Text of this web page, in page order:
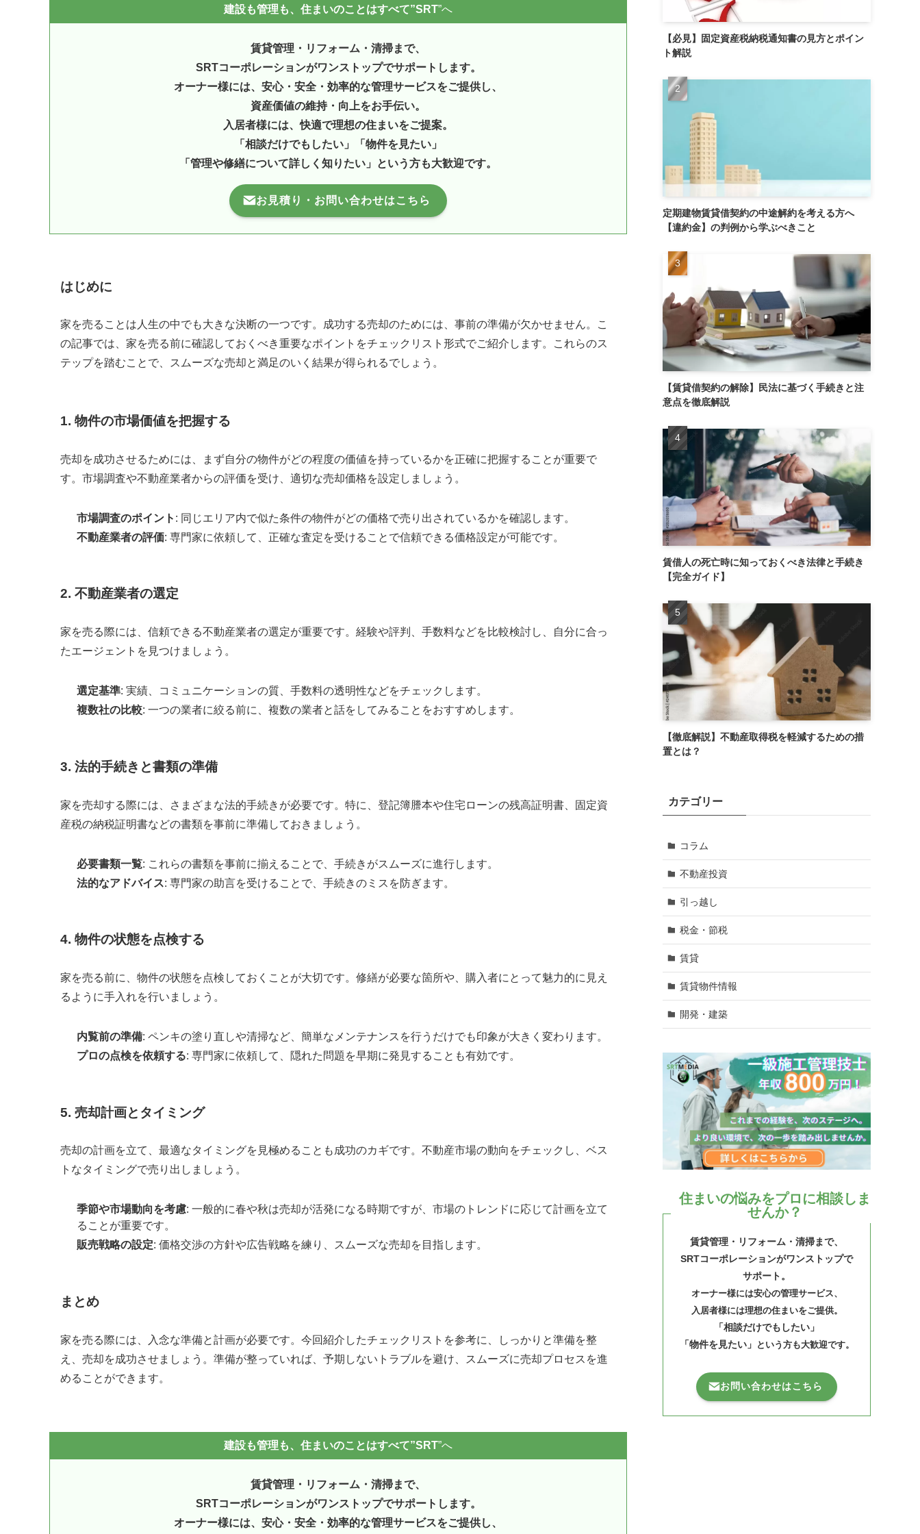
建設も管理も、住まいのことはすべて”SRT”へ
賃貸管理・リフォーム・清掃まで、
SRTコーポレーションがワンストップでサポートします。
オーナー様には、安心・安全・効率的な管理サービスをご提供し、
資産価値の維持・向上をお手伝い。
入居者様には、快適で理想の住まいをご提案。
「相談だけでもしたい」「物件を見たい」
「管理や修繕について詳しく知りたい」という方も大歓迎です。
お見積り・お問い合わせはこちら
はじめに
家を売ることは人生の中でも大きな決断の一つです。成功する売却のためには、事前の準備が欠かせません。こ
の記事では、家を売る前に確認しておくべき重要なポイントをチェックリスト形式でご紹介します。これらのス
テップを踏むことで、スムーズな売却と満足のいく結果が得られるでしょう。
1. 物件の市場価値を把握する
売却を成功させるためには、まず自分の物件がどの程度の価値を持っているかを正確に把握することが重要で
す。市場調査や不動産業者からの評価を受け、適切な売却価格を設定しましょう。
市場調査のポイント : 同じエリア内で似た条件の物件がどの価格で売り出されているかを確認します。
不動産業者の評価: 専門家に依頼して、正確な査定を受けることで信頼できる価格設定が可能です。
2. 不動産業者の選定
家を売る際には、信頼できる不動産業者の選定が重要です。経験や評判、手数料などを比較検討し、自分に合っ
たエージェントを見つけましょう。
選定基準: 実績、コミュニケーションの質、手数料の透明性などをチェックします。
複数社の比較: 一つの業者に絞る前に、複数の業者と話をしてみることをおすすめします。
3. 法的手続きと書類の準備
家を売却する際には、さまざまな法的手続きが必要です。特に、登記簿謄本や住宅ローンの残高証明書、固定資
産税の納税証明書などの書類を事前に準備しておきましょう。
必要書類一覧: これらの書類を事前に揃えることで、手続きがスムーズに進行します。
法的なアドバイス: 専門家の助言を受けることで、手続きのミスを防ぎます。
4. 物件の状態を点検する
家を売る前に、物件の状態を点検しておくことが大切です。修繕が必要な箇所や、購入者にとって魅力的に見え
るように手入れを行いましょう。
内覧前の準備: ペンキの塗り直しや清掃など、簡単なメンテナンスを行うだけでも印象が大きく変わります。
プロの点検を依頼する: 専門家に依頼して、隠れた問題を早期に発見することも有効です。
5. 売却計画とタイミング
売却の計画を立て、最適なタイミングを見極めることも成功のカギです。不動産市場の動向をチェックし、ベス
トなタイミングで売り出しましょう。
季節や市場動向を考慮: 一般的に春や秋は売却が活発になる時期ですが、市場のトレンドに応じて計画を立て
ることが重要です。
販売戦略の設定: 価格交渉の方針や広告戦略を練り、スムーズな売却を目指します。
まとめ
家を売る際には、入念な準備と計画が必要です。今回紹介したチェックリストを参考に、しっかりと準備を整
え、売却を成功させましょう。準備が整っていれば、予期しないトラブルを避け、スムーズに売却プロセスを進
めることができます。
建設も管理も、住まいのことはすべて”SRT”へ
賃貸管理・リフォーム・清掃まで、
SRTコーポレーションがワンストップでサポートします。
オーナー様には、安心・安全・効率的な管理サービスをご提供し、
【必見】固定資産税納税通知書の見方とポイン
ト解説
定期建物賃貸借契約の中途解約を考える方へ
【違約金】の判例から学ぶべきこと
【賃貸借契約の解除】民法に基づく手続きと注
意点を徹底解説
賃借人の死亡時に知っておくべき法律と手続き
【完全ガイド】
【徹底解説】不動産取得税を軽減するための措
置とは？
カテゴリー
コラム
不動産投資
引っ越し
税金・節税
賃貸
賃貸物件情報
開発・建築
住まいの悩みをプロに相談しま
せんか？
賃貸管理・リフォーム・清掃まで、
SRTコーポレーションがワンストップで
サポート。
オーナー様には安心の管理サービス、
入居者様には理想の住まいをご提供。
「相談だけでもしたい」
「物件を見たい」 という方も大歓迎です。
お問い合わせはこちら